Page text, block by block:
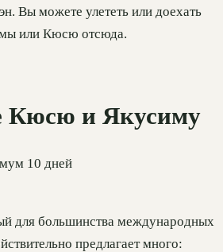
Вы можете улететь или доехать
или Кюсю отсюда.
Кюсю и Якусиму
10 дней
для большинства международных
предлагает много: